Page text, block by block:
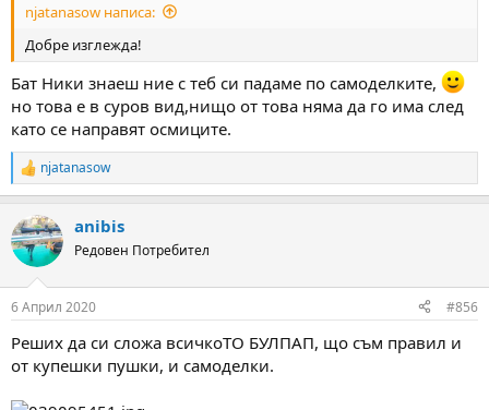
njatanasow написа:
Добре изглежда!
Бат Ники знаеш ние с теб си падаме по самоделките,
но това е в суров вид,нищо от това няма да го има след
като се направят осмиците.
R
e
c
t
i
s
njatanasow
anibis
Редовен Потребител
6 Април 2020 #856
Реших да си сложа всичкоТО БУЛПАП, що съм правил и
от купешки пушки, и самоделки.